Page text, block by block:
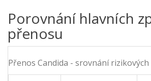
Porovnání hlavních
přenosu
Přenos Candida - srovnání